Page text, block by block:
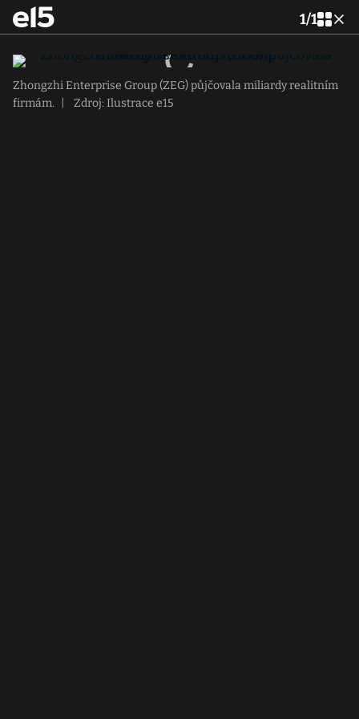
1/1
Zhongzhi Enterprise Group (ZEG) půjčovala miliardy realitním
firmám.
Zdroj: Ilustrace e15